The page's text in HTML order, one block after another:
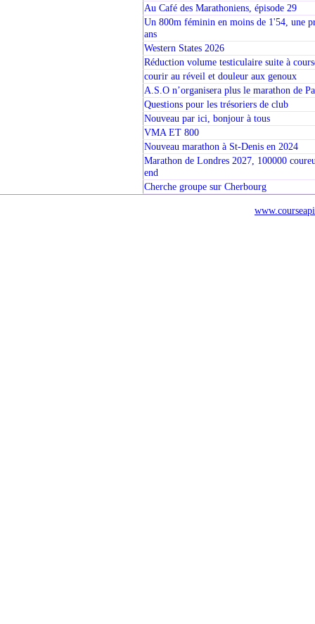
Au Café des Marathoniens, épisode 29
Un 800m féminin en moins de 1'54, une
ans
Western States 2026
Réduction volume testiculaire suite à
courir au réveil et douleur aux genoux
A.S.O n’organisera plus le marathon de
Questions pour les trésoriers de club
Nouveau par ici, bonjour à tous
VMA ET 800
Nouveau marathon à St-Denis en 2024
Marathon de Londres 2027, 100000
end
Cherche groupe sur Cherbourg